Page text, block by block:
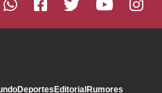
DeportesEditorialRumores